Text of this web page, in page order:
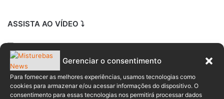
Gerenciar o consentimento
Para fornecer as melhores experiências, usamos tecnologias como
cookies para armazenar e/ou acessar informações do dispositivo. O
consentimento para essas tecnologias nos permitirá processar dados
ASSISTA AO VÍDEO ⤵️